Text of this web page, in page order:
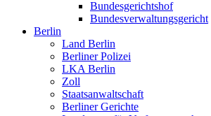
Bundesgerichtshof
Bundesverwaltungsgericht
Berlin
Land Berlin
Berliner Polizei
LKA Berlin
Zoll
Staatsanwaltschaft
Berliner Gerichte